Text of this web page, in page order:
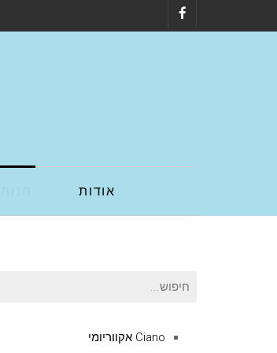
אודות
חיפוש
Ciano אקווריומי